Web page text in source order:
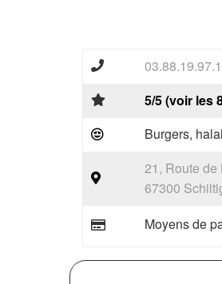
5/5 (voir les
Burgers,
21, Route
67300
Moyens de